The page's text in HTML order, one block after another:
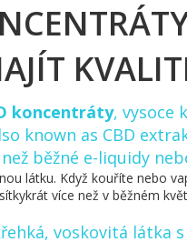
koncentráty, vysoce
known as CBD
běžné e-liquidy
látku. Když kouříte nebo
více než v běžném
voskovitá látka